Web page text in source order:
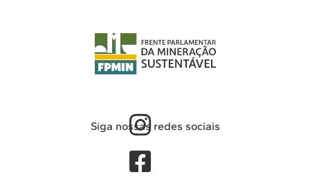
Siga nossas redes sociais